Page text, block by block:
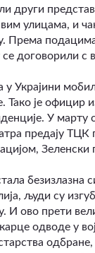
други
улицама, и
Према подацима
се договорили
у Украјини
Тако је
У
предају
Зеленски
безизлазна
људи су
И ово прети
одводе у